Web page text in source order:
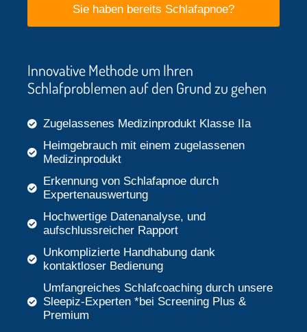
Sie haben bereits Schlafapnoe?
Innovative Methode um Ihren
Schlafproblemen auf den Grund zu gehen
Zugelassenes Medizinprodukt Klasse IIa
Heimgebrauch mit einem zugelassenen
Medizinprodukt
Erkennung von Schlafapnoe durch
Expertenauswertung
Hochwertige Datenanalyse, und
aufschlussreicher Rapport
Unkomplizierte Handhabung dank
kontaktloser Bedienung
Umfangreiches Schlafcoaching durch unsere
Sleepiz-Experten *bei Screening Plus &
Premium